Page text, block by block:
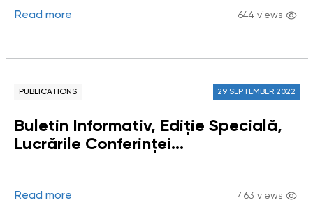
Read more 644 views
PUBLICATIONS 29 SEPTEMBER 2022
Buletin Informativ, Ediție Specială,
Lucrările Conferinței
Read more 463 views